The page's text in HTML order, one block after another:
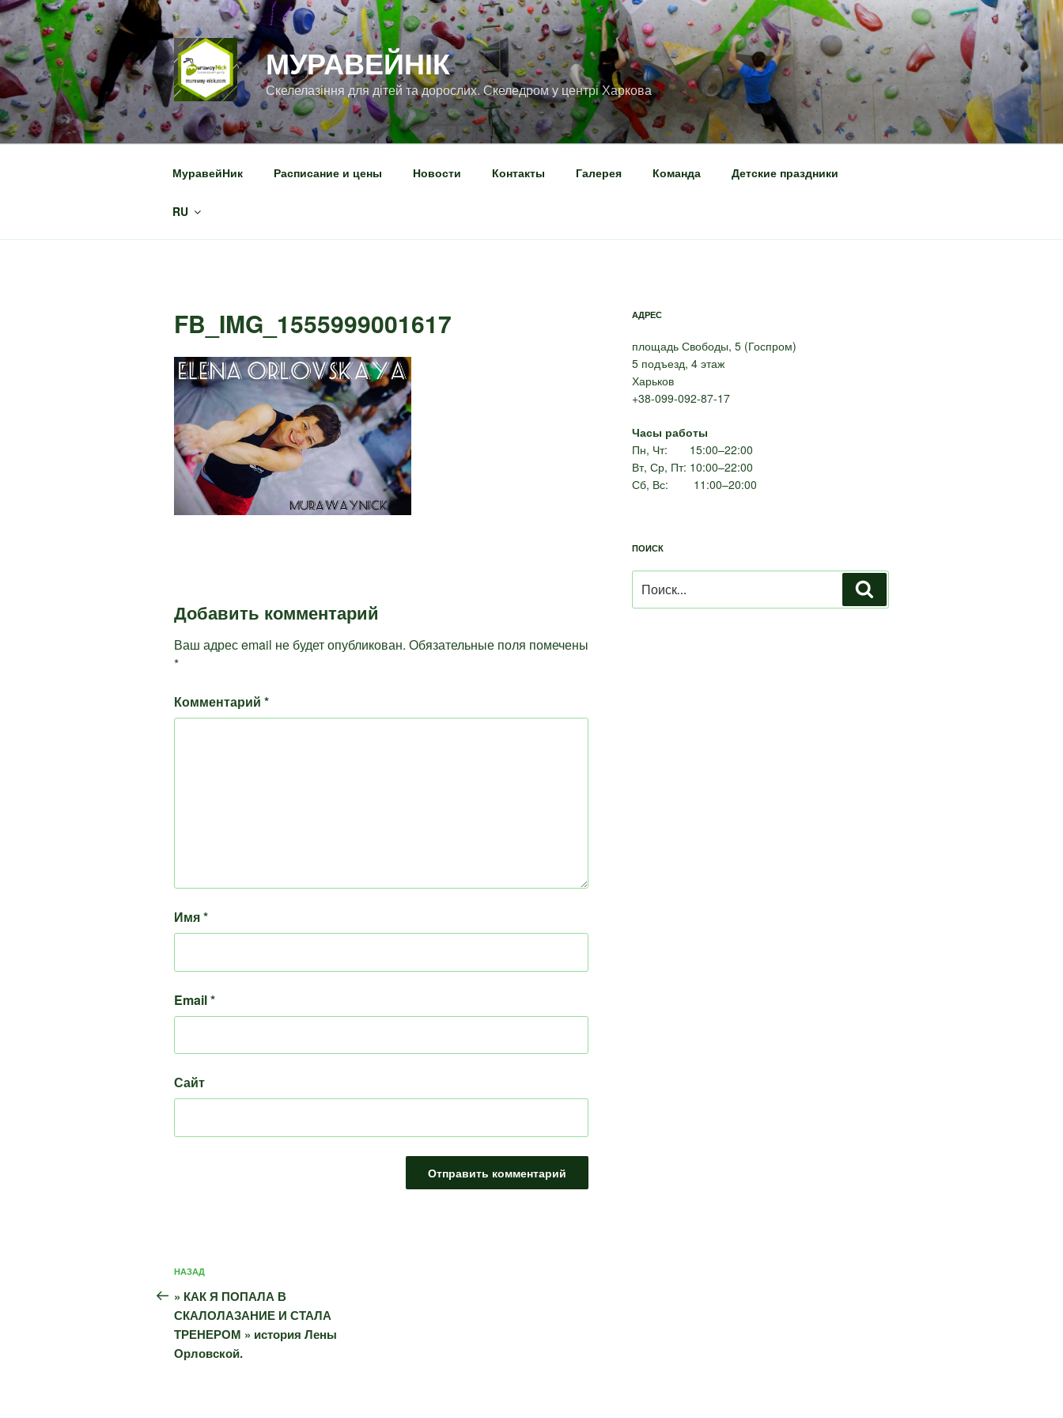
Перейти
к
содержимому
МУРАВЕЙНІК
Скелелазіння для дітей та дорослих. Скеледром у центрі Харкова
МуравейНик Расписание и цены Новости Контакты Галерея Команда Детские праздники
RU
FB_IMG_1555999001617
Добавить комментарий
Ваш адрес email не будет опубликован. Обязательные поля помечены
*
Комментарий *
Имя*
Email*
Сайт
Навигация
по
записям
Предыдущая
запись:
НАЗАД
» КАК Я ПОПАЛА В
СКАЛОЛАЗАНИЕ И СТАЛА
ТРЕНЕРОМ » история Лены
Орловской.
АДРЕС
площадь Свободы, 5 (Госпром)
5 подъезд, 4 этаж
Харьков
+38-099-092-87-17
Часы работы
Пн, Чт: 15:00–22:00
Вт, Ср, Пт: 10:00–22:00
Сб, Вс: 11:00–20:00
ПОИСК